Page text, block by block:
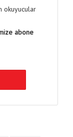
okuyucular
abone